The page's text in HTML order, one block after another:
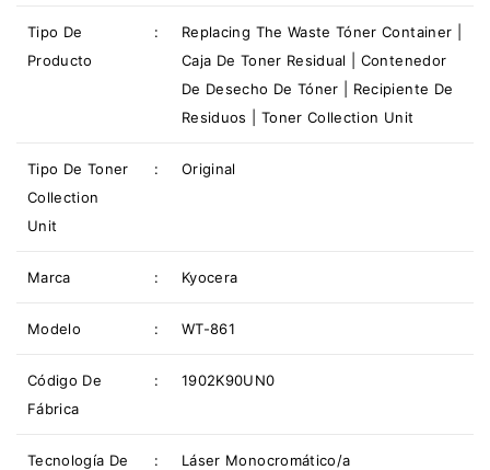
Tipo De
Producto
:
Replacing The Waste Tóner Container |
Caja De Toner Residual | Contenedor
De Desecho De Tóner | Recipiente De
Residuos | Toner Collection Unit
Tipo De Toner
Collection
Unit
: Original
Marca : Kyocera
Modelo : WT-861
Código De
Fábrica
: 1902K90UN0
Tecnología De
: Láser Monocromático/a